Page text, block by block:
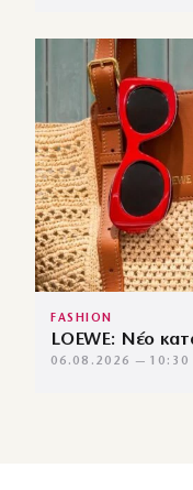
FASHION
LOEWE: Νέο
06.08.2026 — 10:30